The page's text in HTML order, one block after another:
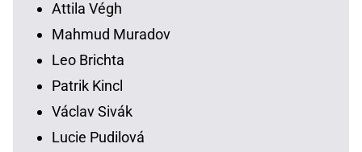
Attila Végh
Mahmud Muradov
Leo Brichta
Patrik Kincl
Václav Sivák
Lucie Pudilová